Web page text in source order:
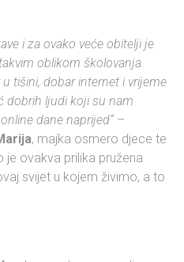
i za ovako veće obitelji je
oblikom školovanja.
tišini, dobar internet i vrijeme
dobrih ljudi koji su nam
dane naprijed“–
, majka osmero djece te
je ovakva prilika pružena
svijet u kojem živimo, a to